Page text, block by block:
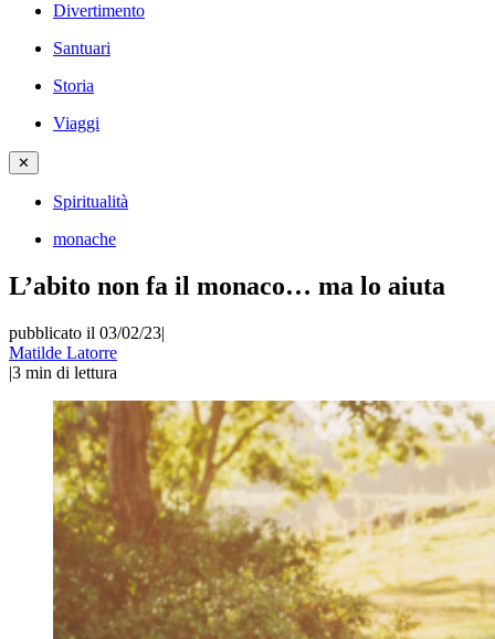
Divertimento
Santuari
Storia
Viaggi
✕
Spiritualità
monache
L’abito non fa il monaco… ma lo aiuta
pubblicato il 03/02/23|
Matilde Latorre
|3 min di lettura